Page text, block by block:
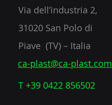
Via dell’industria 2,
31020 San Polo di
Piave (TV) – Italia
ca-plast@ca-plast.com
T +39 0422 856502